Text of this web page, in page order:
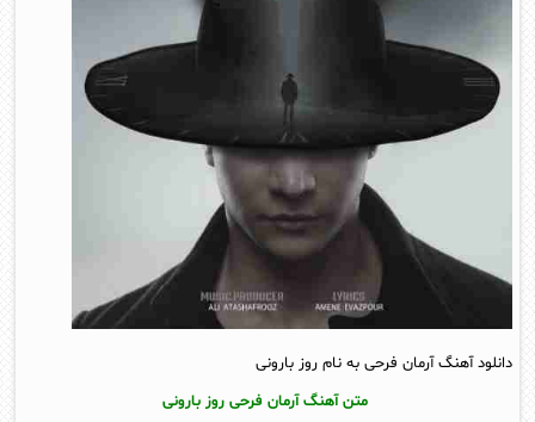
دانلود آهنگ آرمان فرحی به نام روز بارونی
متن آهنگ آرمان فرحی روز بارونی